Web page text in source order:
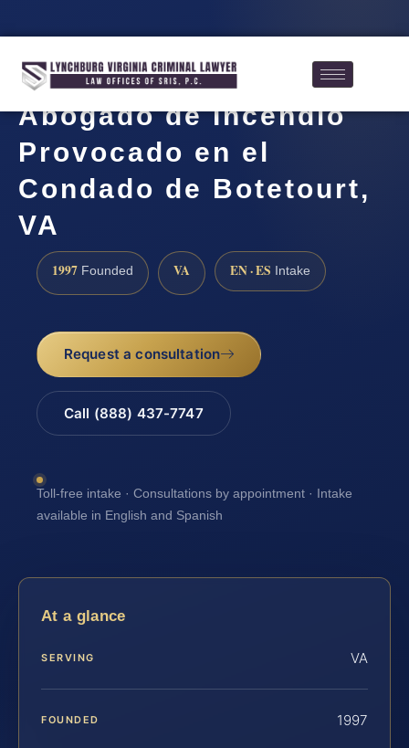
Abogado de Incendio
Provocado en el
Condado de Botetourt,
VA
1997 Founded VA EN · ES Intake
Request a consultation
Call (888) 437-7747
Toll-free intake · Consultations by appointment · Intake
available in English and Spanish
At a glance
SERVING VA
FOUNDED 1997